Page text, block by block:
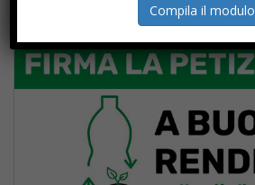
Compila il modulo